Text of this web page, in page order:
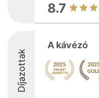
8.7
Díjazottak
A kávézó